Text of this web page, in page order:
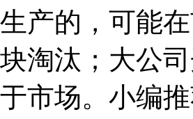
生产的，可能
块淘汰；大公
于市场。小编